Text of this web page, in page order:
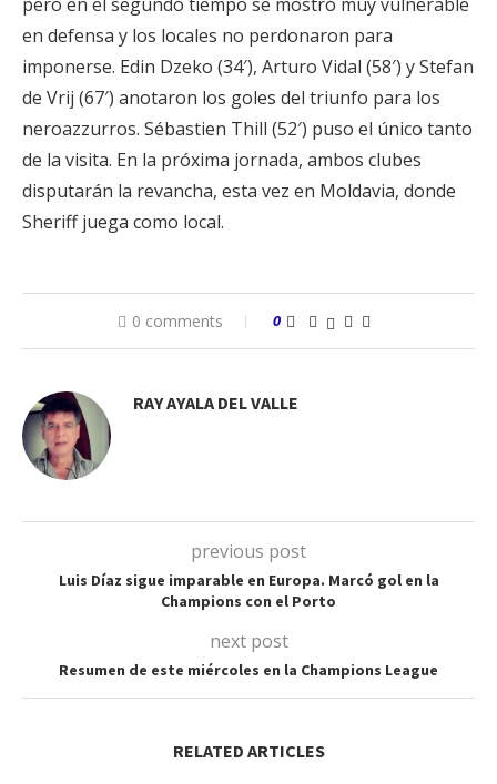
en defensa y los locales no perdonaron para
imponerse. Edin Dzeko (34′), Arturo Vidal (58′) y Stefan
de Vrij (67′) anotaron los goles del triunfo para los
neroazzurros. Sébastien Thill (52′) puso el único tanto
de la visita. En la próxima jornada, ambos clubes
disputarán la revancha, esta vez en Moldavia, donde
Sheriff juega como local.
0 comments 0
RAY AYALA DEL VALLE
previous post
Luis Díaz sigue imparable en Europa. Marcó gol en la
Champions con el Porto
next post
Resumen de este miércoles en la Champions League
RELATED ARTICLES